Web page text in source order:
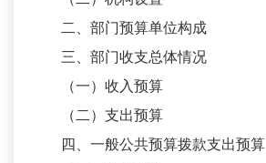
二、部门预算单位构成
三、部门收支总体情况
（一）收入预算
（二）支出预算
四、一般公共预算拨款支出预算